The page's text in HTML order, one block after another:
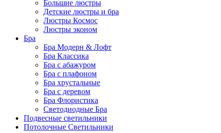
Большие люстры
Детские люстры и бра
Люстры Космос
Люстры эконом
Бра
Бра Модерн & Лофт
Бра Классика
Бра с абажуром
Бра с плафоном
Бра хрустальные
Бра с деревом
Бра Флористика
Светодиодные Бра
Подвесные светильники
Потолочные Светильники